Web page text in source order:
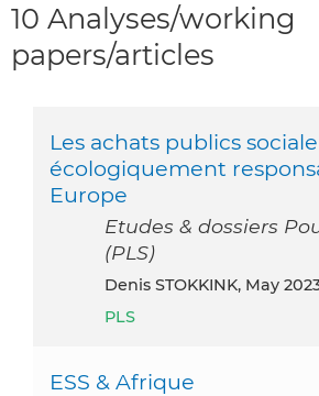
10 Analyses/working
papers/articles
Les achats publics
écologiquement
Europe
Etudes & dossiers
(PLS)
Denis STOKKINK, May
PLS
ESS & Afrique